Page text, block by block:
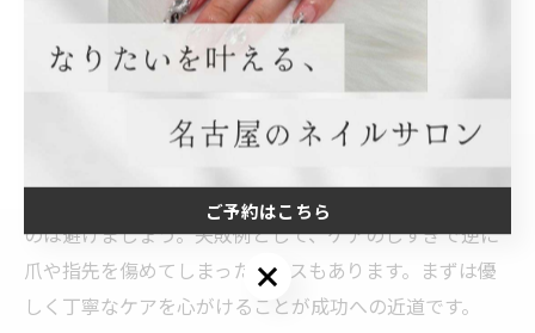
丁寧なケアが理想の指先を作る第一歩です。特に乾燥し
やすい季節には、ネイルオイルやハンドクリームで爪周
りを保護しましょう。初心者でも無理なく続けられるケ
アが多く、続けることで自爪の強度やツヤもアップしま
注意点として、強くこすったり無理に甘皮をカットする
のは避けましょう。失敗例として、ケアのしすぎで逆に
爪や指先を傷めてしまったケースもあります。まずは優
しく丁寧なケアを心がけることが成功への近道です。
ご予約はこちら
ご予約はこちら